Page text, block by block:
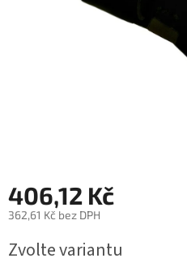
406,12 Kč
362,61 Kč bez DPH
cena:
Zvolte variantu